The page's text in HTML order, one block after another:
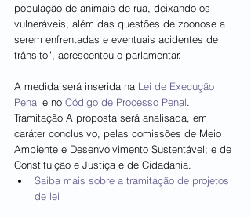
população de animais de rua, deixando-os
vulneráveis, além das questões de zoonose a
serem enfrentadas e eventuais acidentes de
trânsito”, acrescentou o parlamentar.
A medida será inserida na Lei de Execução
Penal e no Código de Processo Penal.
Tramitação A proposta será analisada, em
caráter conclusivo, pelas comissões de Meio
Ambiente e Desenvolvimento Sustentável; e de
Constituição e Justiça e de Cidadania.
Saiba mais sobre a tramitação de projetos
de lei